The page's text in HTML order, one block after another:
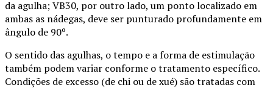
da agulha; VB30, por outro lado, um ponto localizado em
ambas as nádegas, deve ser punturado profundamente em
ângulo de 90º.
O sentido das agulhas, o tempo e a forma de estimulação
também podem variar conforme o tratamento específico.
Condições de excesso (de chi ou de xué) são tratadas com